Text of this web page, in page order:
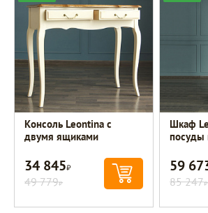
Консоль Leontina с
двумя ящиками
34 845Р
49 779Р
Шкаф
посуды
59
85 247Р